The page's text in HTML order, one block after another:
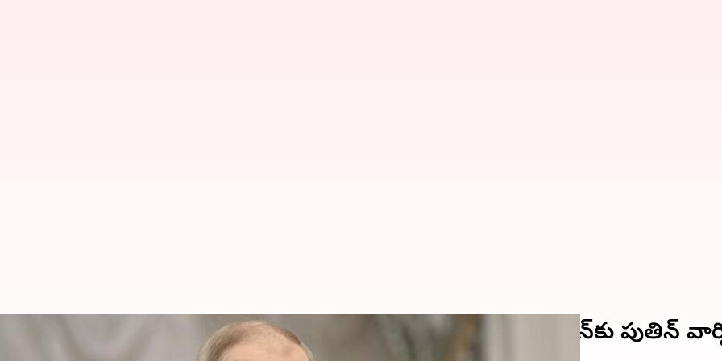
Putin: రష్యా సైనికుడు ఎక్కడ అడుగుపెడితే, అది మాదే.. ఉక్రెయిన్‌కు పుతిన్‌